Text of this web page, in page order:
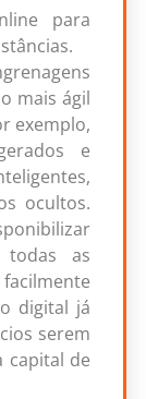
para
mais ágil
exemplo,
e
ocultos.
todas as
digital já
serem
capital de